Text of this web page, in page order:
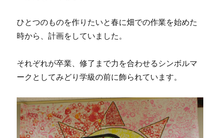
ひとつのものを作りたいと春に畑での作業を始めた
時から、計画をしていました。
それぞれが卒業、修了まで力を合わせるシンボルマ
ークとしてみどり学級の前に飾られています。